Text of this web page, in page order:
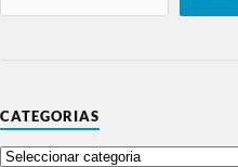
CATEGORIAS